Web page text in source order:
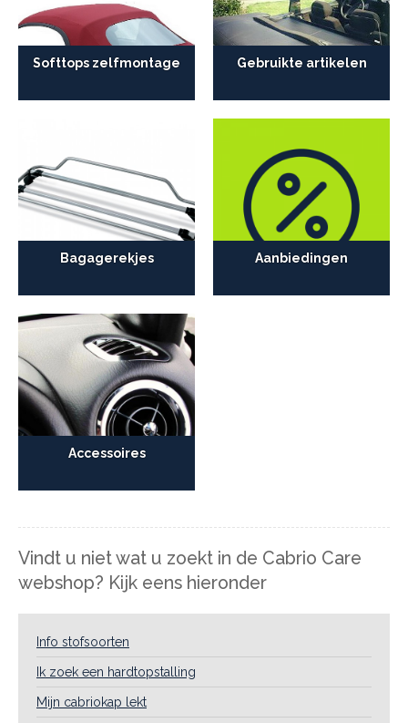
Softtops zelfmontage Gebruikte artikelen
Bagagerekjes Aanbiedingen
Accessoires
Vindt u niet wat u zoekt in de Cabrio Care
webshop? Kijk eens hieronder
Info stofsoorten
Ik zoek een hardtopstalling
Mijn cabriokap lekt